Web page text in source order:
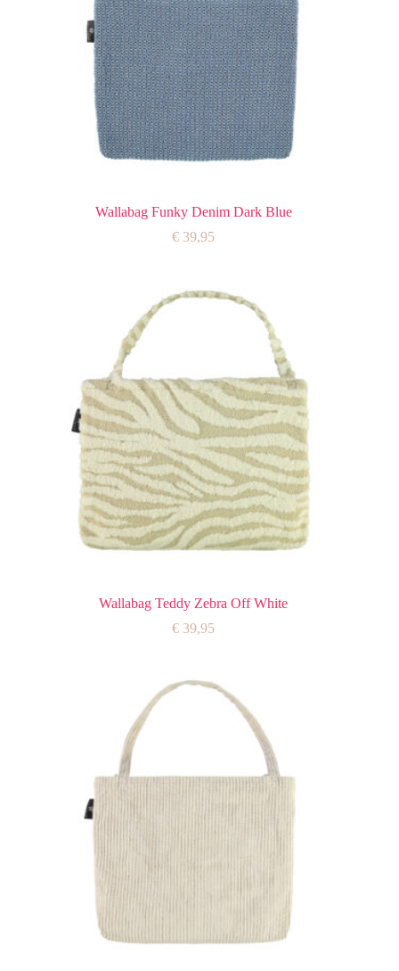
Wallabag Funky Denim Dark Blue
€ 39,95
Wallabag Teddy Zebra Off White
€ 39,95